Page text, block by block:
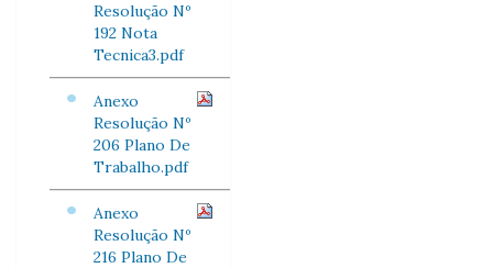
Resolução Nº
192 Nota
Tecnica3.pdf
Anexo
Resolução Nº
206 Plano De
Trabalho.pdf
Anexo
Resolução Nº
216 Plano De